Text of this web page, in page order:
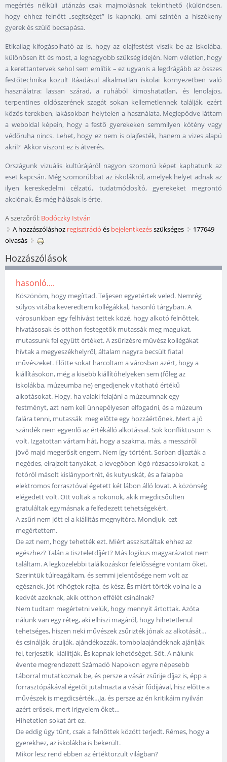
megértés nélküli utánzás csak majmolásnak tekinthető (különösen,
hogy ehhez felnőtt „segítséget” is kapnak), ami szintén a hiszékeny
gyerek és szülő becsapása.
Etikailag kifogásolható az is, hogy az olajfestést viszik be az iskolába,
különösen itt és most, a legnagyobb szükség idején. Nem véletlen, hogy
a kerettantervek sehol sem említik – ez ugyanis a legdrágább az összes
festőtechnika közül! Ráadásul alkalmatlan iskolai környezetben való
használatra: lassan szárad, a ruhából kimoshatatlan, és lenolajos,
terpentines oldószerének szagát sokan kellemetlennek találják, ezért
közös terekben, lakásokban helytelen a használata. Meglepődve láttam
a weboldal képein, hogy a festő gyerekeken semmilyen kötény vagy
védőruha nincs. Lehet, hogy ez nem is olajfesték, hanem a vizes alapú
akril? Akkor viszont ez is átverés.
Országunk vizuális kultúrájáról nagyon szomorú képet kaphatunk az
eset kapcsán. Még szomorúbbat az iskolákról, amelyek helyet adnak az
ilyen kereskedelmi célzatú, tudatmódosító, gyerekeket megrontó
akciónak. És még hálásak is érte.
A szerzőről: Bodóczky István
A hozzászóláshoz regisztráció és bejelentkezésszükséges
177649
olvasás
Hozzászólások
hasonló....
Köszönöm, hogy megírtad. Teljesen egyetértek veled. Nemrég
súlyos vitába keveredtem kollégákkal, hasonló tárgyban. A
városunkban egy felhívást tettek közé, hogy alkotó felnőttek,
hivatásosak és otthon festegetők mutassák meg magukat,
mutassunk fel együtt értéket. A zsűrizésre művész kollégákat
hívtak a megyeszékhelyről, általam nagyra becsült fiatal
művészeket. Előtte sokat harcoltam a városban azért, hogy a
kiállításokon, még a kisebb kiállítóhelyeken sem (főleg az
iskolákba, múzeumba ne) engedjenek vitatható értékű
alkotásokat. Hogy, ha valaki felajánl a múzeumnak egy
festményt, azt nem kell ünnepélyesen elfogadni, és a múzeum
falára tenni, mutassák meg előtte egy hozzáértőnek. Mert a jó
szándék nem egyenlő az értékálló alkotással. Sok konfliktusom is
volt. Izgatottan vártam hát, hogy a szakma, más, a messziről
jövő majd megerősít engem. Nem így történt. Sorban díjazták a
negédes, elrajzolt tanyákat, a levegőben lógó rózsacsokrokat, a
fotóról másolt kislányportrét, és kutyuskát, és a falapba
elektromos forrasztóval égetett két lábon álló lovat. A közönség
elégedett volt. Ott voltak a rokonok, akik megdicsőülten
gratuláltak egymásnak a felfedezett tehetségekért.
A zsűri nem jött el a kiállítás megnyitóra. Mondjuk, ezt
megértettem.
De azt nem, hogy tehették ezt. Miért asszisztáltak ehhez az
egészhez? Talán a tiszteletdíjért? Más logikus magyarázatot nem
találtam. A legközelebbi találkozáskor felelősségre vontam őket.
Szerintük túlreagáltam, és semmi jelentősége nem volt az
egésznek. Jót röhögtek rajta, és kész. És miért törték volna le a
kedvét azoknak, akik otthon effélét csinálnak?
Nem tudtam megértetni velük, hogy mennyit ártottak. Azóta
nálunk van egy réteg, aki elhiszi magáról, hogy hihetetlenül
tehetséges, hiszen neki művészek zsűrizték jónak az alkotását…
és csinálják, árulják, ajándékozzák, tombolaajándéknak ajánlják
fel, terjesztik, kiállítják. És kapnak lehetőséget. Sőt. A nálunk
évente megrendezett Számadó Napokon egyre népesebb
táborral mutatkoznak be, és persze a vásár zsűrije díjaz is, épp a
forrasztópákával égetőt jutalmazta a vásár fődíjával, hisz előtte a
művészek is megdicsérték…Ja, és persze az én kritikáim nyilván
azért erősek, mert irigyelem őket…
Hihetetlen sokat árt ez.
De eddig úgy tűnt, csak a felnőttek között terjedt. Rémes, hogy a
gyerekhez, az iskolákba is bekerült.
Mikor lesz rend ebben az értéktorzult világban?